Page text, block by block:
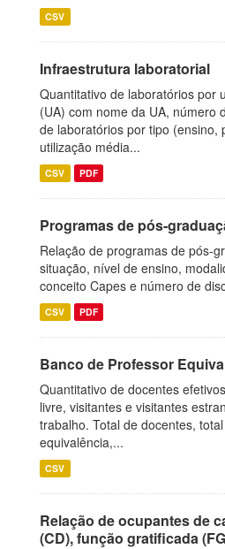
CSV
Infraestrutura laboratorial
Quantitativo de laboratórios por
(UA) com nome da UA, número
de laboratórios por tipo (ensino,
utilização média...
CSV PDF
Programas de pós-
Relação de programas de pós-
situação, nível de ensino,
conceito Capes e número de
CSV PDF
Banco de Professor
Quantitativo de docentes
livre, visitantes e visitantes
trabalho. Total de docentes,
equivalência,...
CSV
Relação de ocupantes de
(CD), função gratificada